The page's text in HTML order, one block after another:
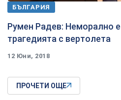
БЪЛГАРИЯ
Румен Радев: Неморално
трагедията с вертолета
12 Юни, 2018
ПРОЧЕТИ ОЩЕ